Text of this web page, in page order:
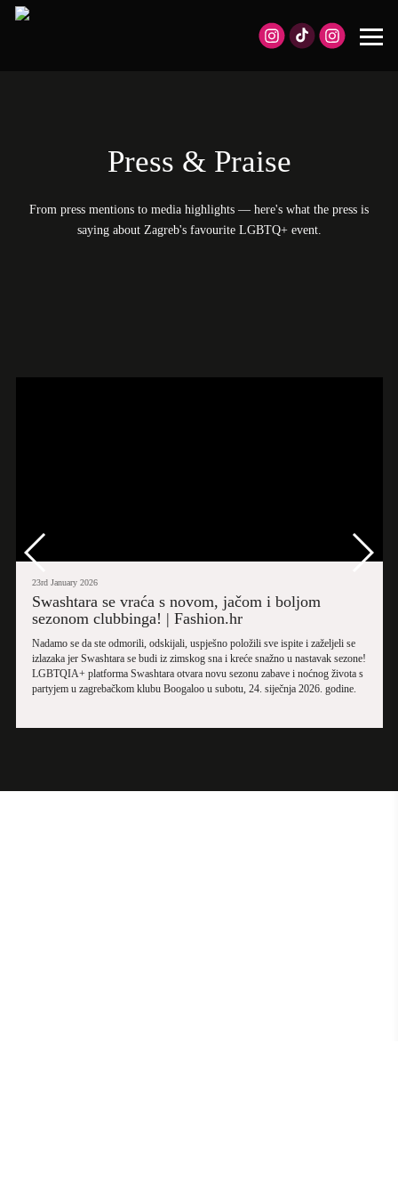
Press & Praise
From press mentions to media highlights — here's what the press is
saying about Zagreb's favourite LGBTQ+ event.
23rd January 2026
Swashtara se vraća s novom, jačom i boljom
sezonom clubbinga! | Fashion.hr
Nadamo se da ste odmorili, odskijali, uspješno položili sve ispite i zaželjeli se
izlazaka jer Swashtara se budi iz zimskog sna i kreće snažno u nastavak sezone!
LGBTQIA+ platforma Swashtara otvara novu sezonu zabave i noćnog života s
partyjem u zagrebačkom klubu Boogaloo u subotu, 24. siječnja 2026. godine.